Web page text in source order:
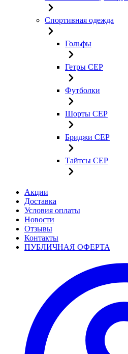
Спортивная одежда
Гольфы
Гетры CEP
Футболки
Шорты CEP
Бриджи CEP
Тайтсы CEP
Акции
Доставка
Условия оплаты
Новости
Отзывы
Контакты
ПУБЛИЧНАЯ ОФЕРТА